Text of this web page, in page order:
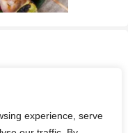
experience, serve